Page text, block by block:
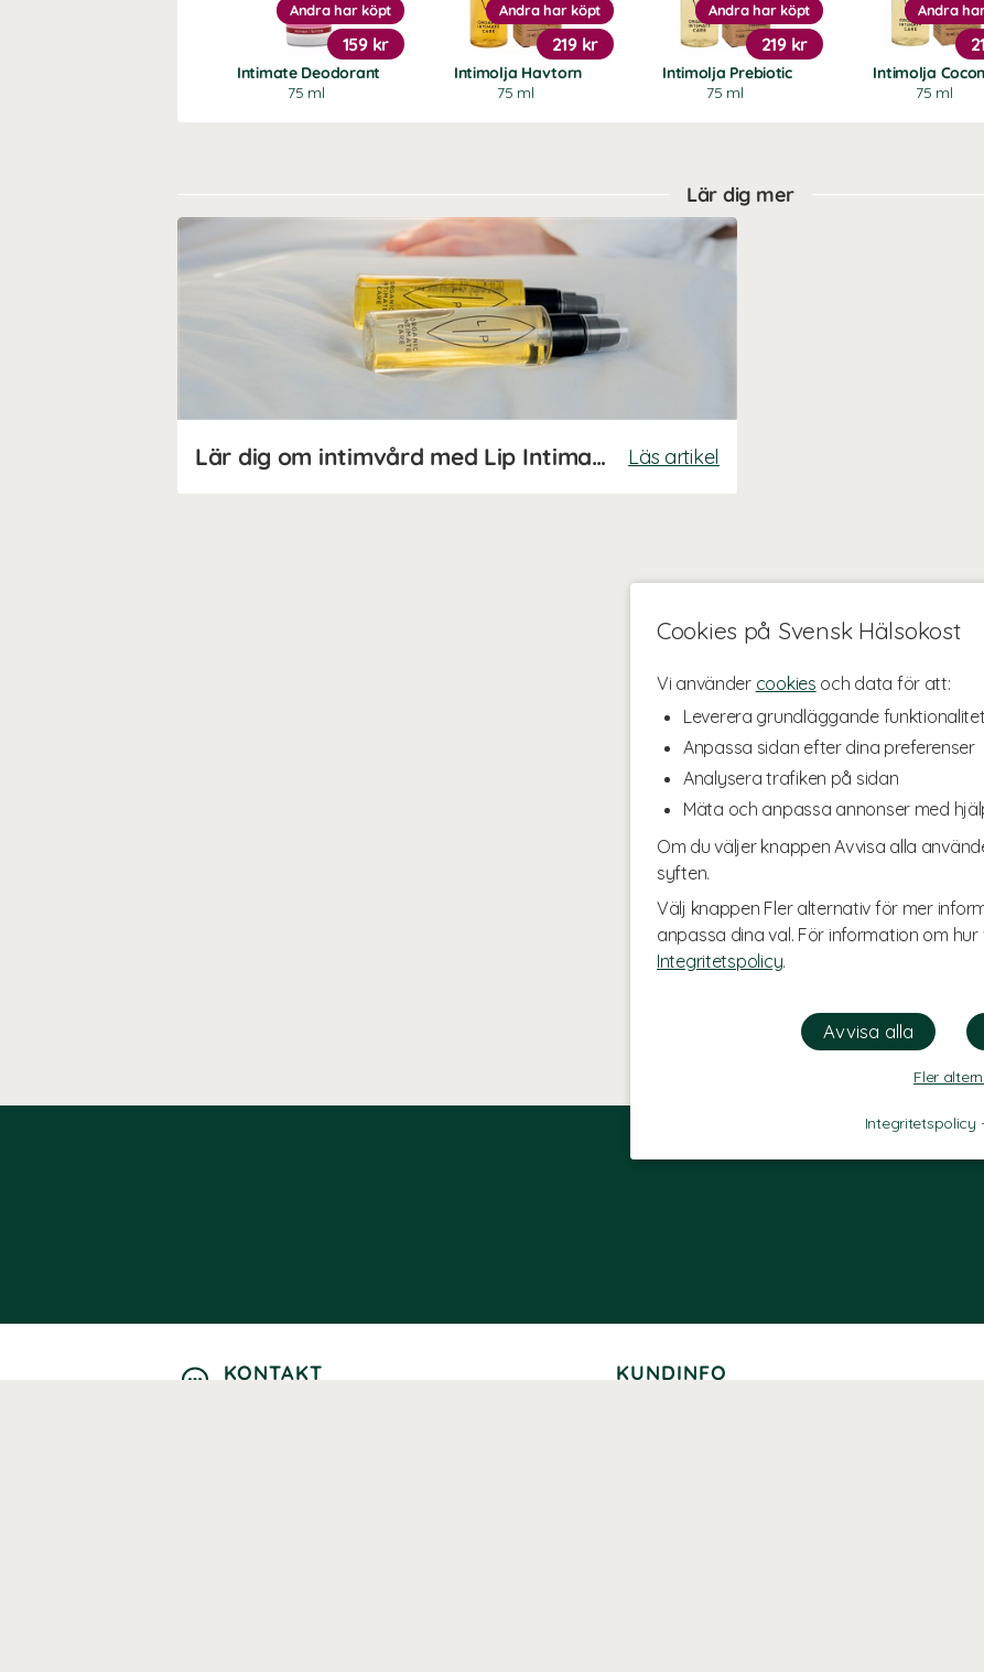
Cookies på Svensk Hälsokost
Vi använder cookies och data för att:
Leverera grundläggande funktionalitet
Anpassa sidan efter dina preferenser
Analysera trafiken på sidan
Mäta och anpassa annonser med
Om du väljer knappen Avvisa alla
syften.
Välj knappen Fler alternativ för mer
anpassa dina val. För information om
Integritetspolicy.
Fler
Integritetspolicy
Intimate Deodorant
75 ml
Andra har köpt
159 kr
Intimolja Havtorn
75 ml
Andra har köpt
219 kr
Intimolja Prebiotic
75 ml
Andra har köpt
219 kr
Intimolja
75 ml
Andra
Lär dig mer
Lär dig om intimvård med Lip Intimate Care! Läs artikel
KONTAKT KUNDINFO